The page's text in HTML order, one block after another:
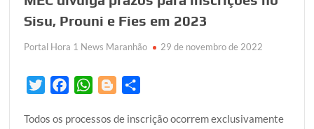
Sisu, Prouni e Fies em 2023
Portal Hora 1 News Maranhão 29 de novembro de 2022
i
c
W
a
o
a
Todos os processos de inscrição ocorrem exclusivamente